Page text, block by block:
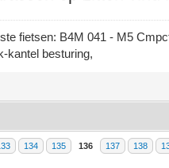
fietsen: B4M 041 - M5
kantel besturing,
134 135 136 137 138